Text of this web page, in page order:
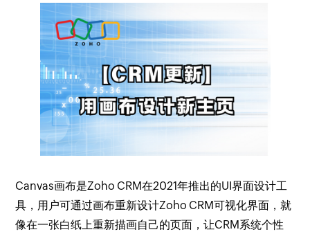
Canvas画布是Zoho CRM在2021年推出的UI界面设计工
具，用户可通过画布重新设计Zoho CRM可视化界面，就
像在一张白纸上重新描画自己的页面，让CRM系统个性